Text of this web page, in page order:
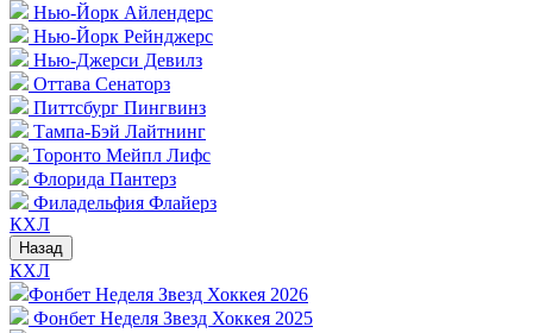
Нью-Йорк Айлендерс
Нью-Йорк Рейнджерс
Нью-Джерси Девилз
Оттава Сенаторз
Питтсбург Пингвинз
Тампа-Бэй Лайтнинг
Торонто Мейпл Лифс
Флорида Пантерз
Филадельфия Флайерз
КХЛ
Назад
КХЛ
Фонбет Неделя Звезд Хоккея 2026
Фонбет Неделя Звезд Хоккея 2025